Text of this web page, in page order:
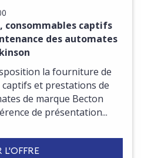
consommables captifs
des automates
la fourniture de
et prestations de
de marque Becton
de présentation...
L'OFFRE